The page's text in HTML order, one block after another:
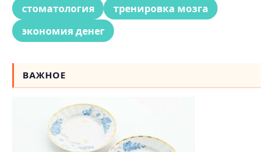
стоматология
тренировка мозга
экономия денег
ВАЖНОЕ